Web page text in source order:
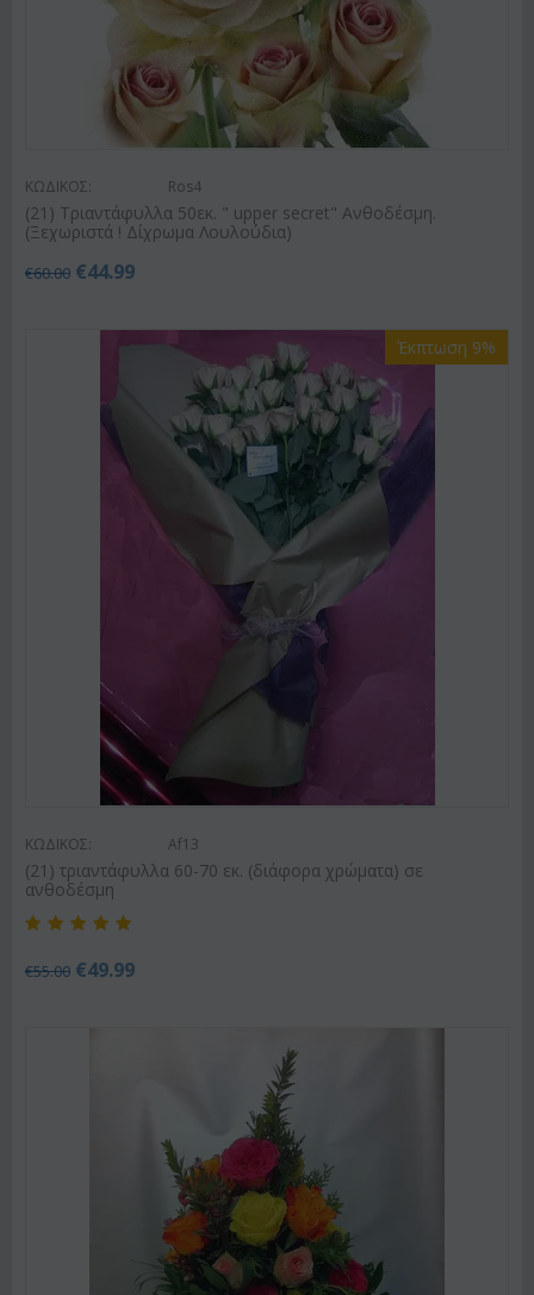
ΚΩΔΙΚΟΣ: Ros4
(21) Τριαντάφυλλα 50εκ. " upper secret" Ανθοδέσμη.
(Ξεχωριστά ! Δίχρωμα Λουλούδια)
€60.00 €44.99
Έκπτωση 9%
ΚΩΔΙΚΟΣ: Af13
(21) τριαντάφυλλα 60-70 εκ. (διάφορα χρώματα) σε
ανθοδέσμη
€55.00 €49.99